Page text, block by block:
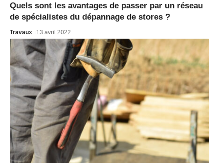
Quels sont les avantages de passer par un réseau
de spécialistes du dépannage de stores ?
Travaux 13 avril 2022